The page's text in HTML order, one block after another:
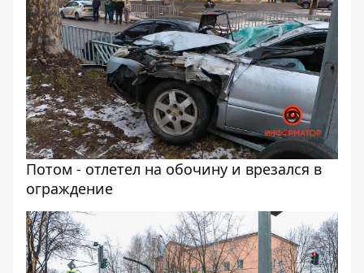
Потом - отлетел на обочину и врезался в
ограждение